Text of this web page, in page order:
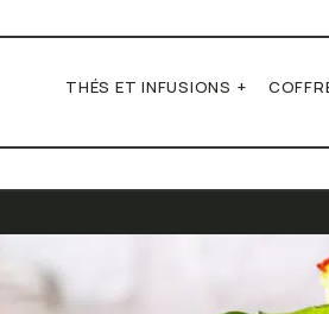
THÉS ET INFUSIONS
Types de thé
Sachets individuels
Types
Sachets